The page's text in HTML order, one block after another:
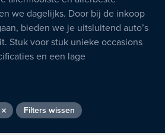
we dagelijks. Door bij de inkoop
bieden we je uitsluitend auto’s
Stuk voor stuk unieke occasions
en een lage
Filters wissen